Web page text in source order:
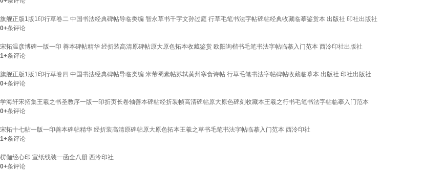
旗舰正版1版1印行草卷二 中国书法经典碑帖导临类编 智永草书千字文孙过庭 行草毛笔书法字帖碑帖经典收藏临摹鉴赏本 出版社 印社出版社
0+条评论
宋拓温彦博碑一版一印 善本碑帖精华 经折装高清原碑帖原大原色拓本收藏鉴赏 欧阳询楷书毛笔书法字帖临摹入门范本 西泠印社出版社
1+条评论
旗舰正版1版1印行草卷四 中国书法经典碑帖导临类编 米芾蜀素帖苏轼黄州寒食诗帖 行草毛笔书法字帖碑帖收藏临摹本 出版社 印社出版社
0+条评论
学海轩宋拓集王羲之书圣教序一版一印折页长卷轴善本碑帖经折装帧高清碑帖原大原色碑刻收藏本王羲之行书毛笔书法字帖临摹入门范本
0+条评论
宋拓十七帖一版一印善本碑帖精华 经折装高清原碑帖原大原色拓本王羲之草书毛笔书法字帖临摹入门范本 西泠印社
1+条评论
楞伽经心印 宣纸线装一函全八册 西泠印社
0+条评论